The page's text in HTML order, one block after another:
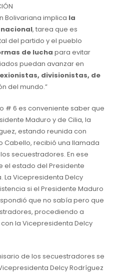
Bolivariana implica la
, tarea que es
del partido y el pueblo
de lucha para evitar
puedan avanzar en
divisionistas, de
del mundo.”
# 6 es conveniente saber que
Maduro y de Cilia, la
estando reunida con
Cabello, recibió una llamada
secuestradores. En ese
el estado del Presidente
La Vicepresidenta Delcy
si el Presidente Maduro
que no sabía pero que
procediendo a
la Vicepresidenta Delcy
de los secuestradores se
Delcy Rodríguez